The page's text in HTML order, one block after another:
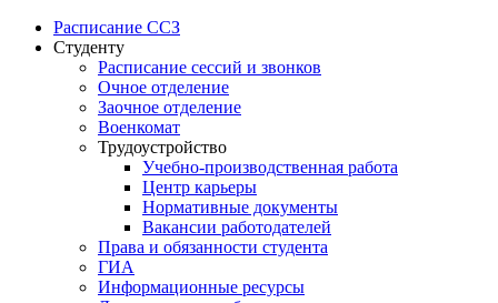
Расписание ССЗ
Студенту
Расписание сессий и звонков
Очное отделение
Заочное отделение
Военкомат
Трудоустройство
Учебно-производственная работа
Центр карьеры
Нормативные документы
Вакансии работодателей
Права и обязанности студента
ГИА
Информационные ресурсы